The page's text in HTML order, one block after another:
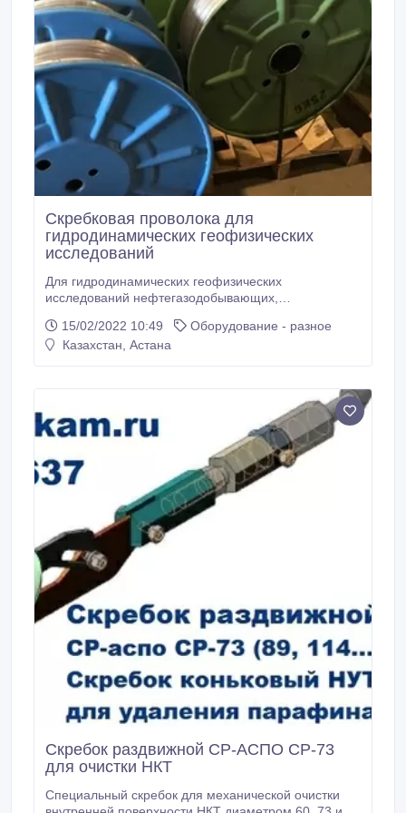
Скребковая проволока для
гидродинамических геофизических
исследований
Для гидродинамических геофизических
исследований нефтегазодобывающих,
по ГОСТ 7372-79 используется (применяется) для
спуска и подъема приборов, инструментов в
скребкование — удаление АСПО УДС и иного
спускоподъемного оборудования для проведения
геофизических и гидродинамических исследований,
механической очистки поверхности труб НКТ, а
также отбора глубинных проб жидкости и других
внутрискважинных работ, а также в
горнодобывающих, водосточных шахтах.
15/02/2022 10:49
Оборудование - разное
Казахстан, Астана
Скребок раздвижной СР-АСПО СР-73
для очистки НКТ
Специальный скребок для механической очистки